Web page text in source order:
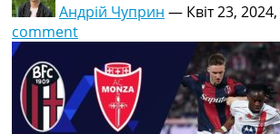
Андрій Чуприн — Квіт 23,
comment